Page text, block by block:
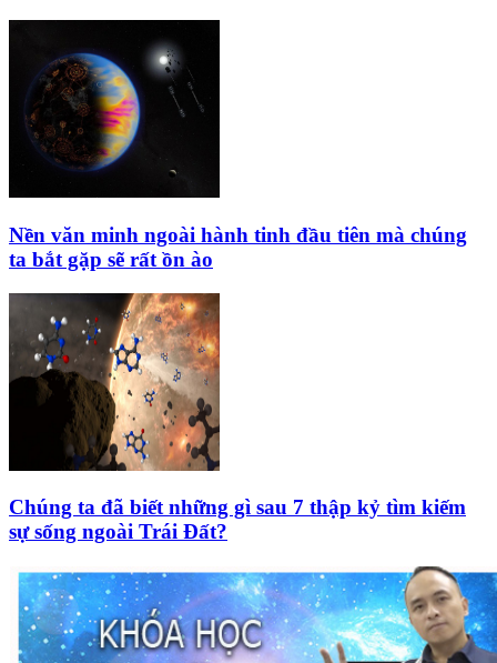
Nền văn minh ngoài hành tinh đầu tiên mà chúng
ta bắt gặp sẽ rất ồn ào
Chúng ta đã biết những gì sau 7 thập kỷ tìm kiếm
sự sống ngoài Trái Đất?